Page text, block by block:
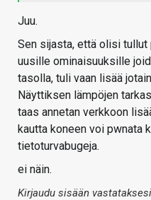
Juu.
Sen sijasta, että olisi tullut
uusille ominaisuuksille
tasolla, tuli vaan lisää
Näyttiksen lämpöjen
taas annetan verkkoon
kautta koneen voi pwnata
tietoturvabugeja.
ei näin.
Kirjaudu sisään vastataksesi